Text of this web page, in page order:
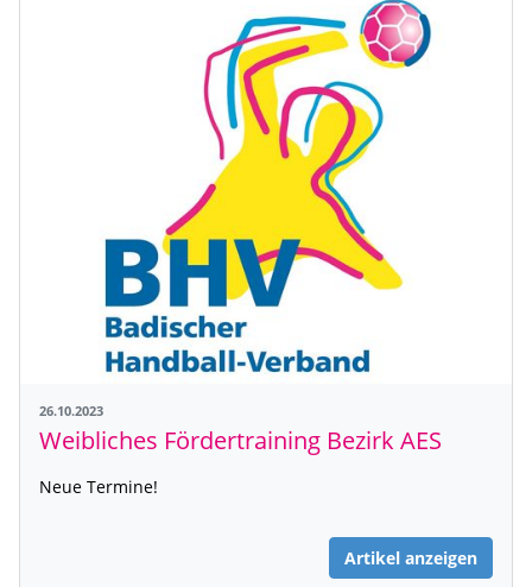
26.10.2023
Weibliches Fördertraining Bezirk AES
Neue Termine!
Artikel anzeigen